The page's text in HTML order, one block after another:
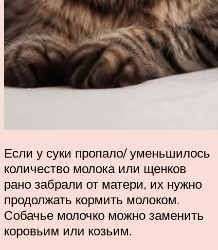
Если у суки пропало/ уменьшилось
количество молока или щенков
рано забрали от матери, их нужно
продолжать кормить молоком.
Собачье молочко можно заменить
коровьим или козьим.